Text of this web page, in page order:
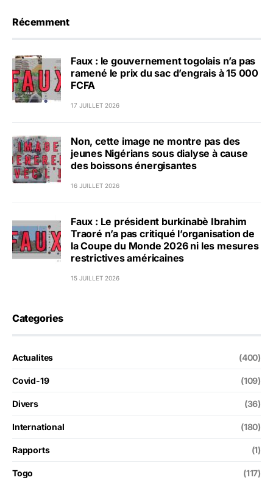
Récemment
Faux : le gouvernement togolais n’a pas
ramené le prix du sac d’engrais à 15 000
FCFA
17 JUILLET 2026
Non, cette image ne montre pas des
jeunes Nigérians sous dialyse à cause
des boissons énergisantes
16 JUILLET 2026
Faux : Le président burkinabè Ibrahim
Traoré n’a pas critiqué l’organisation de
la Coupe du Monde 2026 ni les mesures
restrictives américaines
15 JUILLET 2026
Categories
Actualites (400)
Covid-19 (109)
Divers (36)
International (180)
Rapports (1)
Togo (117)